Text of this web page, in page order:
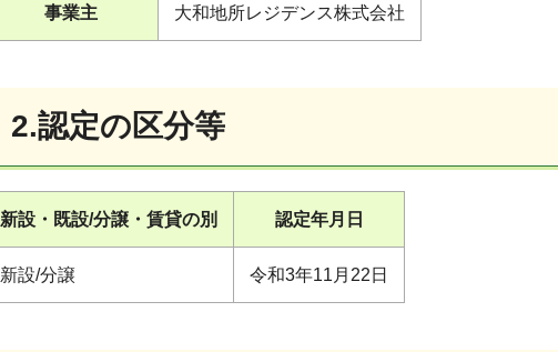
事業主 大和地所レジデンス株式会社
2.認定の区分等
新設・既設/分譲・賃貸の別 認定年月日
新設/分譲 令和3年11月22日